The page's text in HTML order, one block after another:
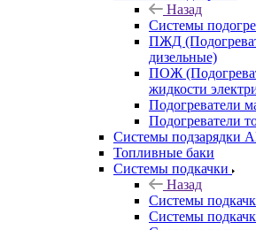
Назад
Системы
ПЖД
дизельные)
ПОЖ
жидкости
Подогреватели
Подогреватели
Системы подзарядки
Топливные баки
Системы подкачки
Назад
Системы
Системы